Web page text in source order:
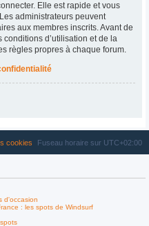
Elle est rapide et vous
administrateurs peuvent
aux membres inscrits. Avant de
d’utilisation et de la
règles propres à chaque forum.
Fuseau horaire sur UTC+02:00
cookies
d'occasion
: les spots de Windsurf